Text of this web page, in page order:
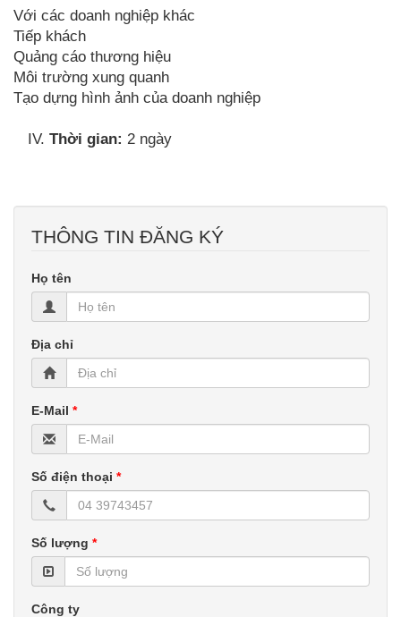
Với các doanh nghiệp khác
Tiếp khách
Quảng cáo thương hiệu
Môi trường xung quanh
Tạo dựng hình ảnh của doanh nghiệp
Thời gian: 2 ngày
THÔNG TIN ĐĂNG KÝ
Họ tên
Địa chỉ
E-Mail *
Số điện thoại *
Số lượng *
Công ty